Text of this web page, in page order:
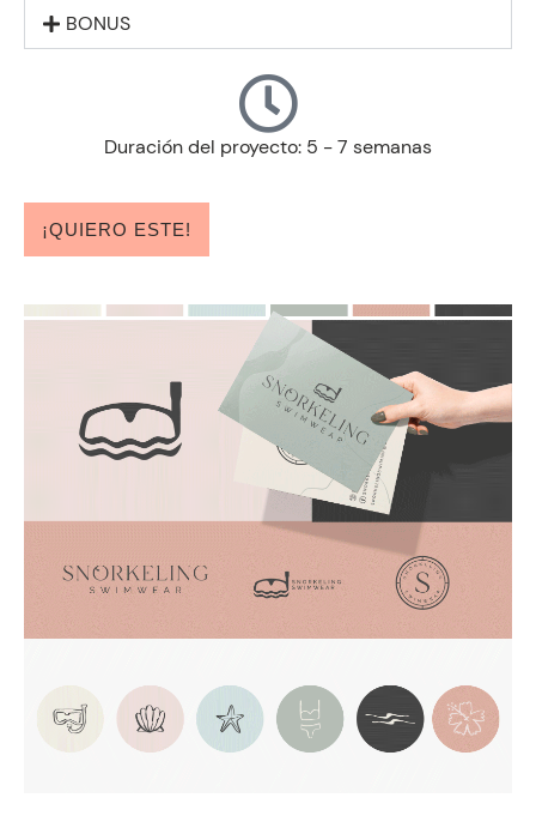
BONUS
Duración del proyecto: 5 - 7 semanas
¡QUIERO ESTE!